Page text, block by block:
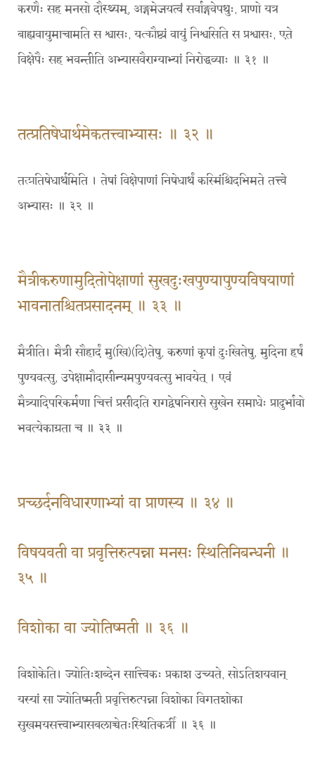
करणैः सह मनसो दौस्थ्यम्, अङ्गमेजयत्वं सर्वाङ्गवेपथुः, प्राणो यत्र
बाह्यवायुमाचामति स श्वासः, यत्कौष्ट्यं वायुं निश्वसिति स प्रश्वासः, एते
विक्षेपैः सह भवन्तीति अभ्यासवैराग्याभ्यां निरोद्धव्याः ॥ ३१ ॥
तत्प्रतिषेधार्थमेकतत्त्वाभ्यासः ॥ ३२ ॥
तत्प्रतिषेधार्थमिति । तेषां विक्षेपाणां निषेधार्थं कस्मिंश्चिदभिमते तत्त्वे
अभ्यासः ॥ ३२ ॥
मैत्रीकरुणामुदितोपेक्षाणां सुखदुःखपुण्यापुण्यविषयाणां
भावनातश्चितप्रसादनम् ॥ ३३ ॥
मैत्रीति। मैत्री सौहार्दं मु(खि)(दि)तेषु, करुणां कृपां दुःखितेषु, मुदिना हर्षं
पुण्यवत्सु, उपेक्षामौदासीन्यमपुण्यवत्सु भावयेत् । एवं
मैत्र्यादिपरिकर्मणा चित्तं प्रसीदति रागद्वेषनिरासे सुखेन समाधेः प्रादुर्भावो
भवत्येकाग्रता च ॥ ३३ ॥
प्रच्छर्दनविधारणाभ्यां वा प्राणस्य ॥ ३४ ॥
विषयवती वा प्रवृत्तिरुत्पन्ना मनसः स्थितिनिबन्धनी ॥
३५ ॥
विशोका वा ज्योतिष्मती ॥ ३६ ॥
विशोकेति। ज्योतिःशब्देन सात्त्विकः प्रकाश उच्यते, सोऽतिशयवान्
यस्यां सा ज्योतिष्मती प्रवृत्तिरुत्पन्ना विशोका विगतशोका
सुखमयसत्त्वाभ्यासबलाच्चेतःस्थितिकर्त्री ॥ ३६ ॥